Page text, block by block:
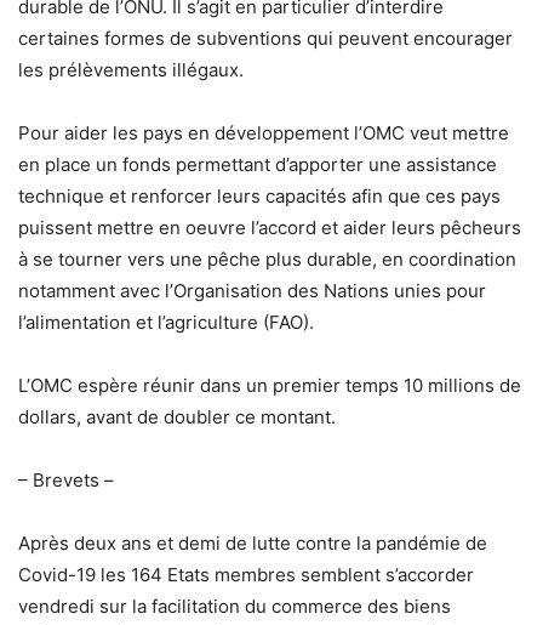
durable de l’ONU. Il s’agit en particulier d’interdire
certaines formes de subventions qui peuvent encourager
les prélèvements illégaux.
Pour aider les pays en développement l’OMC veut mettre
en place un fonds permettant d’apporter une assistance
technique et renforcer leurs capacités afin que ces pays
puissent mettre en oeuvre l’accord et aider leurs pêcheurs
à se tourner vers une pêche plus durable, en coordination
notamment avec l’Organisation des Nations unies pour
l’alimentation et l’agriculture (FAO).
L’OMC espère réunir dans un premier temps 10 millions de
dollars, avant de doubler ce montant.
– Brevets –
Après deux ans et demi de lutte contre la pandémie de
Covid-19 les 164 Etats membres semblent s’accorder
vendredi sur la facilitation du commerce des biens